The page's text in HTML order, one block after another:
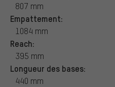
807 mm
Empattement:
1084 mm
Reach:
395 mm
Longueur des bases:
440 mm